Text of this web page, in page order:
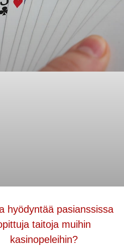
hyödyntää pasianssissa
taitoja muihin
kasinopeleihin?